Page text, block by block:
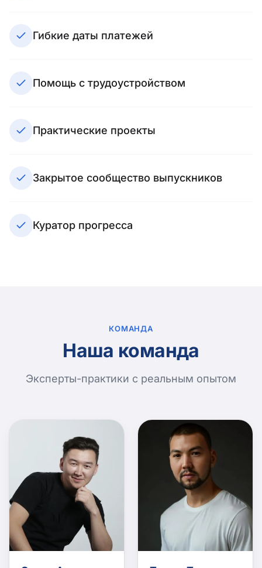
Гибкие даты платежей
Помощь с трудоустройством
Практические проекты
Закрытое сообщество выпускников
Куратор прогресса
КОМАНДА
Наша команда
Эксперты-практики с реальным опытом